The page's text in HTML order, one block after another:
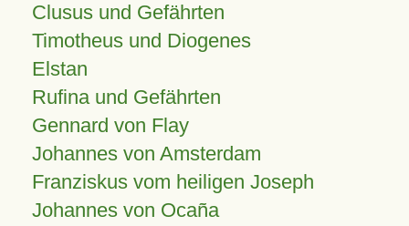
Clusus und Gefährten
Timotheus und Diogenes
Elstan
Rufina und Gefährten
Gennard von Flay
Johannes von Amsterdam
Franziskus vom heiligen Joseph
Johannes von Ocaña